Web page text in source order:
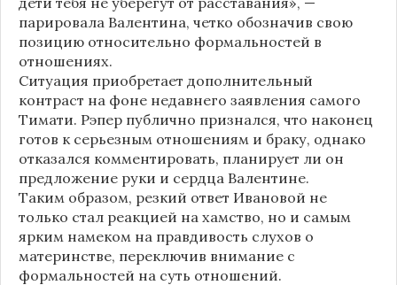
парировала Валентина, четко обозначив свою
позицию относительно формальностей в
отношениях.
Ситуация приобретает дополнительный
контраст на фоне недавнего заявления самого
Тимати. Рэпер публично признался, что наконец
готов к серьезным отношениям и браку, однако
отказался комментировать, планирует ли он
предложение руки и сердца Валентине.
Таким образом, резкий ответ Ивановой не
только стал реакцией на хамство, но и самым
ярким намеком на правдивость слухов о
материнстве, переключив внимание с
формальностей на суть отношений.